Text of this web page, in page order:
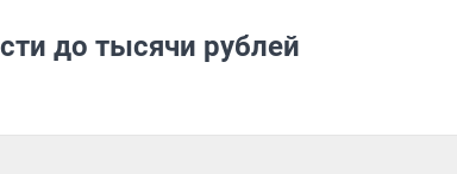
до тысячи рублей